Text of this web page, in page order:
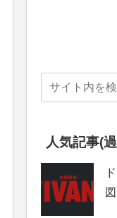
人気記事(